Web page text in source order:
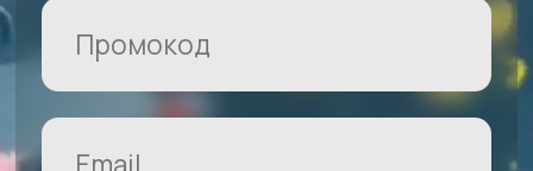
Ознакомиться с условиями